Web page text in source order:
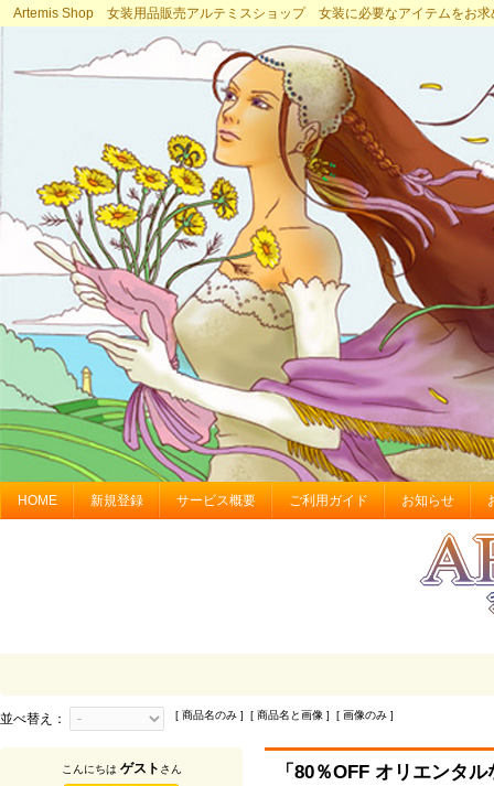
Artemis Shop 女装用品販売アルテミスショップ 女装に必要なアイテムをお求
HOME 新規登録 サービス概要 ご利用ガイド お知らせ
並べ替え： [ 商品名のみ ] [ 商品名と画像 ] [ 画像のみ ]
「80％OFF オリエンタ
こんにちは ゲスト さん